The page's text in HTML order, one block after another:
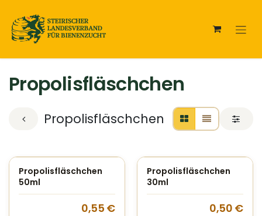
Propolisfläschchen
Propolisfläschchen
Propolisfläschchen
50ml
0,55 €
Propolisfläschchen
30ml
0,50 €